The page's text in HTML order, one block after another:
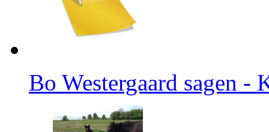
Bo Westergaard sagen